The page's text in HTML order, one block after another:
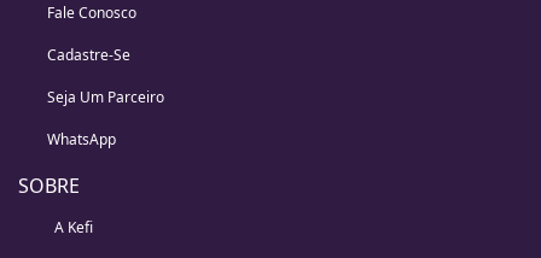
Fale Conosco
Cadastre-Se
Seja Um Parceiro
WhatsApp
SOBRE
A Kefi